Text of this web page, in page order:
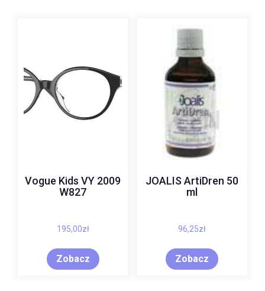
Vogue Kids VY 2009
W827
195,00zł
Zobacz
JOALIS ArtiDren 50
ml
96,25zł
Zobacz